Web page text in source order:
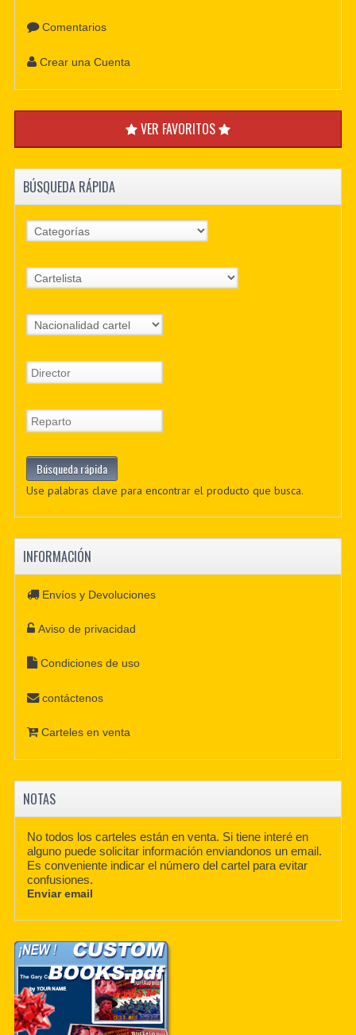
Comentarios
Crear una Cuenta
VER FAVORITOS
BÚSQUEDA RÁPIDA
Use palabras clave para encontrar el producto que busca.
INFORMACIÓN
Envíos y Devoluciones
Aviso de privacidad
Condiciones de uso
contáctenos
Carteles en venta
NOTAS
No todos los carteles están en venta. Si tiene interé en
alguno puede solicitar información enviandonos un email.
Es conveniente indicar el número del cartel para evitar
confusiones.
Enviar email